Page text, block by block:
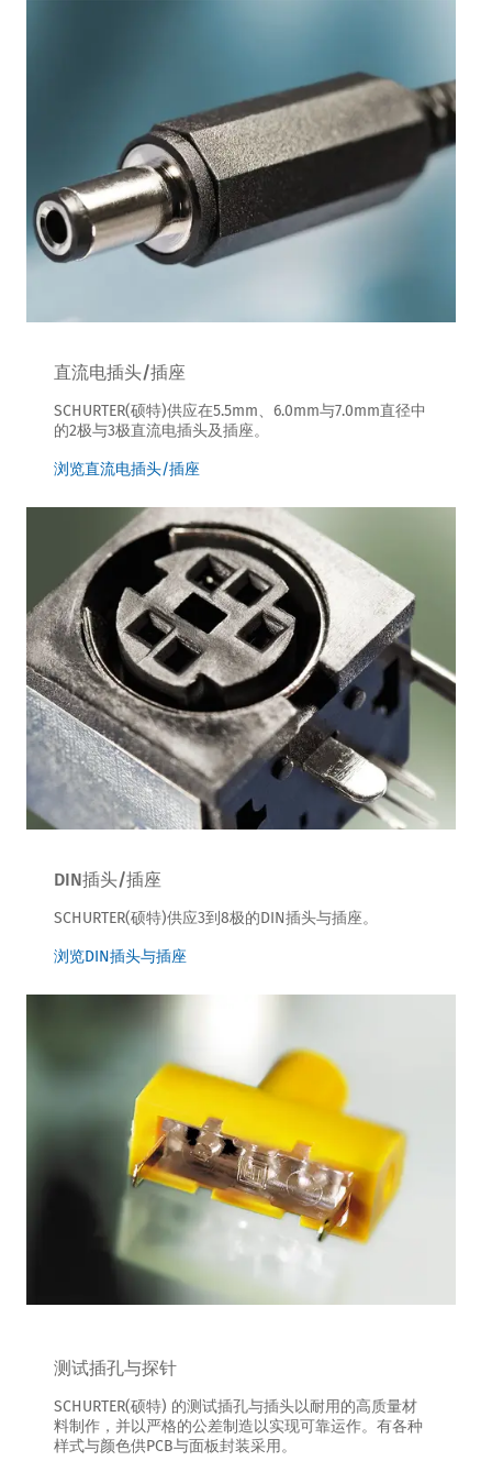
直流电插头/插座
SCHURTER(硕特)供应在5.5mm、6.0mm与7.0mm直径中
的2极与3极直流电插头及插座。
浏览直流电插头/插座
DIN插头/插座
SCHURTER(硕特)供应3到8极的DIN插头与插座。
浏览DIN插头与插座
测试插孔与探针
SCHURTER(硕特) 的测试插孔与插头以耐用的高质量材
料制作，并以严格的公差制造以实现可靠运作。有各种
样式与颜色供PCB与面板封装采用。